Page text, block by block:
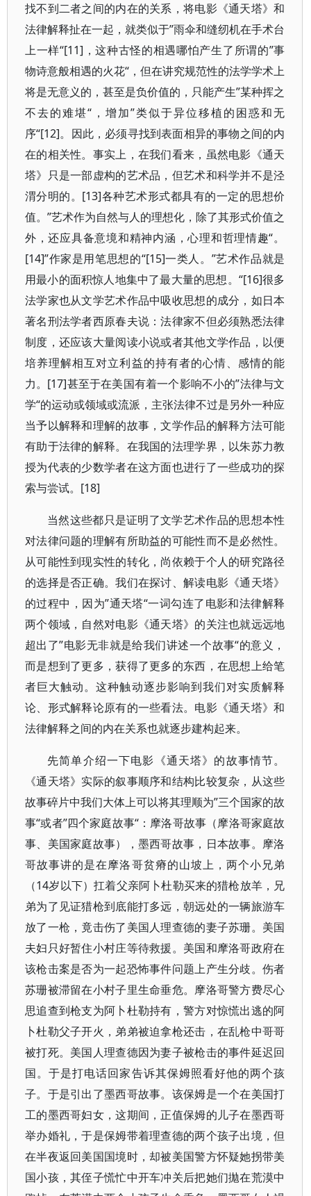
找不到二者之间的内在的关系，将电影《通天塔》和
法律解释扯在一起，就类似于”雨伞和缝纫机在手术台
上一样“[11]，这种古怪的相遇哪怕产生了所谓的”事
物诗意般相遇的火花“，但在讲究规范性的法学学术上
将是无意义的，甚至是负价值的，只能产生”某种挥之
不去的难堪“，增加”类似于异位移植的困惑和无
序“[12]。因此，必须寻找到表面相异的事物之间的内
在的相关性。事实上，在我们看来，虽然电影《通天
塔》只是一部虚构的艺术品，但艺术和科学并不是泾
渭分明的。[13]各种艺术形式都具有的一定的思想价
值。”艺术作为自然与人的理想化，除了其形式价值之
外，还应具备意境和精神内涵，心理和哲理情趣“。
[14]”作家是用笔思想的“[15]一类人。”艺术作品就是
用最小的面积惊人地集中了最大量的思想。“[16]很多
法学家也从文学艺术作品中吸收思想的成分，如日本
著名刑法学者西原春夫说：法律家不但必须熟悉法律
制度，还应该大量阅读小说或者其他文学作品，以便
培养理解相互对立利益的持有者的心情、感情的能
力。[17]甚至于在美国有着一个影响不小的”法律与文
学“的运动或领域或流派，主张法律不过是另外一种应
当予以解释和理解的故事，文学作品的解释方法可能
有助于法律的解释。在我国的法理学界，以朱苏力教
授为代表的少数学者在这方面也进行了一些成功的探
索与尝试。[18]
当然这些都只是证明了文学艺术作品的思想本性
对法律问题的理解有所助益的可能性而不是必然性。
从可能性到现实性的转化，尚依赖于个人的研究路径
的选择是否正确。我们在探讨、解读电影《通天塔》
的过程中，因为”通天塔“一词勾连了电影和法律解释
两个领域，自然对电影《通天塔》的关注也就远远地
超出了”电影无非就是给我们讲述一个故事“的意义，
而是想到了更多，获得了更多的东西，在思想上给笔
者巨大触动。这种触动逐步影响到我们对实质解释
论、形式解释论原有的一些看法。电影《通天塔》和
法律解释之间的内在关系也就逐步建构起来。
先简单介绍一下电影《通天塔》的故事情节。
《通天塔》实际的叙事顺序和结构比较复杂，从这些
故事碎片中我们大体上可以将其理顺为”三个国家的故
事“或者”四个家庭故事“：摩洛哥故事（摩洛哥家庭故
事、美国家庭故事），墨西哥故事，日本故事。摩洛
哥故事讲的是在摩洛哥贫瘠的山坡上，两个小兄弟
（14岁以下）扛着父亲阿卜杜勒买来的猎枪放羊，兄
弟为了见证猎枪到底能打多远，朝远处的一辆旅游车
放了一枪，竟击伤了美国人理查德的妻子苏珊。美国
夫妇只好暂住小村庄等待救援。美国和摩洛哥政府在
该枪击案是否为一起恐怖事件问题上产生分歧。伤者
苏珊被滞留在小村子里生命垂危。摩洛哥警方费尽心
思追查到枪支为阿卜杜勒持有，警方对惊慌出逃的阿
卜杜勒父子开火，弟弟被迫拿枪还击，在乱枪中哥哥
被打死。美国人理查德因为妻子被枪击的事件延迟回
国。于是打电话回家告诉其保姆照看好他的两个孩
子。于是引出了墨西哥故事。该保姆是一个在美国打
工的墨西哥妇女，这期间，正值保姆的儿子在墨西哥
举办婚礼，于是保姆带着理查德的两个孩子出境，但
在半夜返回美国国境时，却被美国警方怀疑她拐带美
国小孩，其侄子慌忙中开车冲关后把她们拋在荒漠中